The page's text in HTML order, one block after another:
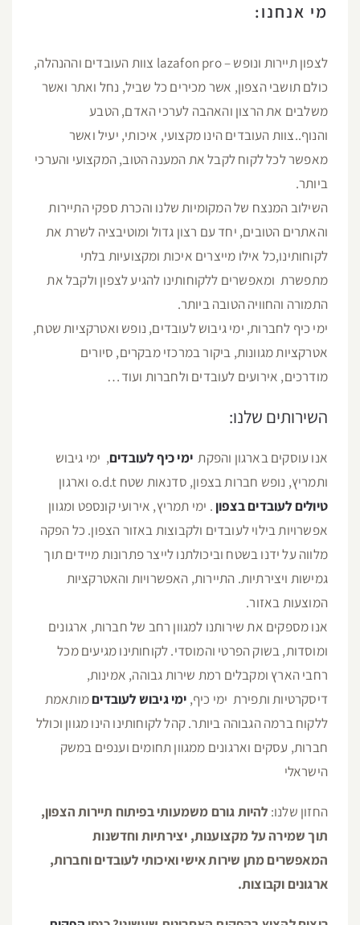
מי אנחנו:
לצפון תיירות ונופש – lazafon pro צוות העובדים וההנהלה,
כולם תושבי הצפון, אשר מכירים כל שביל, נחל ואתר ואשר
משלבים את הרצון והאהבה לערכי האדם, הטבע
והנוף..צוות העובדים הינו מקצועי, איכותי, יעיל ואשר
מאפשר לכל לקוח לקבל את המענה הטוב, המקצועי והערכי
ביותר.
השילוב המנצח של המקומיות שלנו והכרת ספקי התיירות
והאתרים הטובים, יחד עם רצון גדול ומוטיבציה לשרת את
לקוחותינו,כל אילו מייצרים איכות ומקצועיות בלתי
מתפשרת ומאפשרים ללקוחותינו להגיע לצפון ולקבל את
התמורה והחוויה הטובה ביותר.
ימי כיף לחברות, ימי גיבוש לעובדים, נופש ואטרקציות שטח,
אטרקציות מגוונות, ביקור במרכזי מבקרים, סיורים
מודרכים, אירועים לעובדים ולחברות ועוד…
השירותים שלנו:
אנו עוסקים בארגון והפקת ימי כיף לעובדים, ימי גיבוש
ותמריץ, נופש חברות בצפון, סדנאות שטח o.d.t וארגון
טיולים לעובדים בצפון . ימי תמריץ, אירועי קונספט ומגוון
אפשרויות בילוי לעובדים ולקבוצות באזור הצפון. כל הפקה
מלווה על ידנו בשטח וביכולתנו לייצר פתרונות מיידים תוך
גמישות ויצירתיות. התיירות, האפשרויות והאטרקציות
המוצעות באזור.
אנו מספקים את שירותנו למגוון רחב של חברות, ארגונים
ומוסדות, בשוק הפרטי והמוסדי. לקוחותינו מגיעים מכל
רחבי הארץ ומקבלים רמת שירות גבוהה, אמינות,
דיסקרטיות ותפירת ימי כיף, ימי גיבוש לעובדיםמותאמת
ללקוח ברמה הגבוהה ביותר. קהל לקוחותינו הינו מגוון וכולל
חברות, עסקים וארגונים ממגוון תחומים וענפים במשק
הישראלי
החזון שלנו: להיות גורם משמעותי בפיתוח תיירות הצפון,
תוך שמירה על מקצוענות, יצירתיות וחדשנות
המאפשרים מתן שירות אישי ואיכותי לעובדים וחברות,
ארגונים וקבוצות.